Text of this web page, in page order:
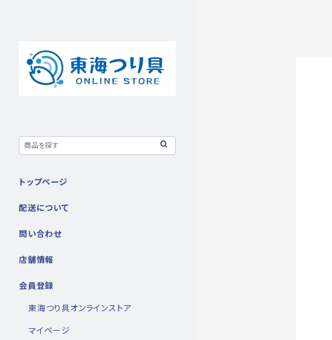
トップページ
配送について
問い合わせ
店舗情報
会員登録
東海つり具オンラインストア
マイページ